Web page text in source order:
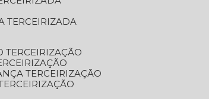
TERCEIRIZADA
TERCEIRIZAÇÃO
TERCEIRIZAÇÃO